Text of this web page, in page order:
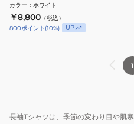
カラー ： ホワイト
￥8,800 （税込）
800ポイント (10%) UP
1
長袖Tシャツは、季節の変わり目や肌